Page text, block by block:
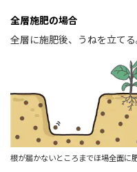
全層施肥の場合
全層に施肥後、うねを立てる
根が届かないところまでほ場全面に